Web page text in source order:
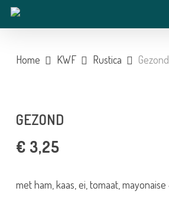
Skip
Home KWF Rustica Gezond
GEZOND
€ 3,25
met ham, kaas, ei, tomaat, mayonaise